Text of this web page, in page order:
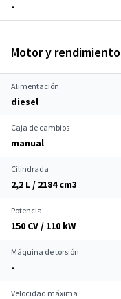
-
Motor y rendimiento
Alimentación
diesel
Caja de cambios
manual
Cilindrada
2,2 L / 2184 cm3
Potencia
150 CV / 110 kW
Máquina de torsión
-
Velocidad máxima